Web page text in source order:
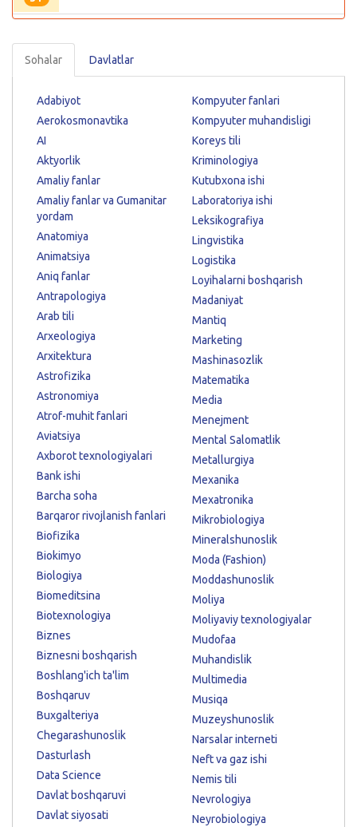
Sohalar Davlatlar
Adabiyot
Aerokosmonavtika
AI
Aktyorlik
Amaliy fanlar
Amaliy fanlar va Gumanitar
yordam
Anatomiya
Animatsiya
Aniq fanlar
Antrapologiya
Arab tili
Arxeologiya
Arxitektura
Astrofizika
Astronomiya
Atrof-muhit fanlari
Aviatsiya
Axborot texnologiyalari
Bank ishi
Barcha soha
Barqaror rivojlanish fanlari
Biofizika
Biokimyo
Biologiya
Biomeditsina
Biotexnologiya
Biznes
Biznesni boshqarish
Boshlang'ich ta'lim
Boshqaruv
Buxgalteriya
Chegarashunoslik
Dasturlash
Data Science
Davlat boshqaruvi
Davlat siyosati
Kompyuter fanlari
Kompyuter muhandisligi
Koreys tili
Kriminologiya
Kutubxona ishi
Laboratoriya ishi
Leksikografiya
Lingvistika
Logistika
Loyihalarni boshqarish
Madaniyat
Mantiq
Marketing
Mashinasozlik
Matematika
Media
Menejment
Mental Salomatlik
Metallurgiya
Mexanika
Mexatronika
Mikrobiologiya
Mineralshunoslik
Moda (Fashion)
Moddashunoslik
Moliya
Moliyaviy texnologiyalar
Mudofaa
Muhandislik
Multimedia
Musiqa
Muzeyshunoslik
Narsalar interneti
Neft va gaz ishi
Nemis tili
Nevrologiya
Neyrobiologiya